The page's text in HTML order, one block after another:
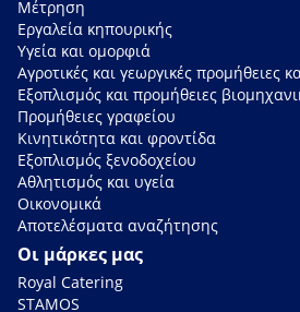
Μέτρηση
Εργαλεία κηπουρικής
Υγεία και ομορφιά
Αγροτικές και γεωργικές προμήθειες
Εξοπλισμός και προμήθειες
Προμήθειες γραφείου
Κινητικότητα και φροντίδα
Εξοπλισμός ξενοδοχείου
Αθλητισμός και υγεία
Οικονομικά
Αποτελέσματα αναζήτησης
Οι μάρκες μας
Royal Catering
STAMOS